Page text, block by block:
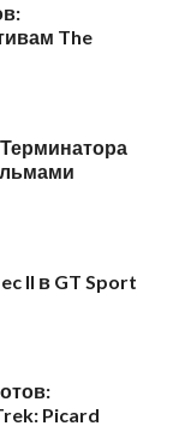
The
II в GT Sport
Picard